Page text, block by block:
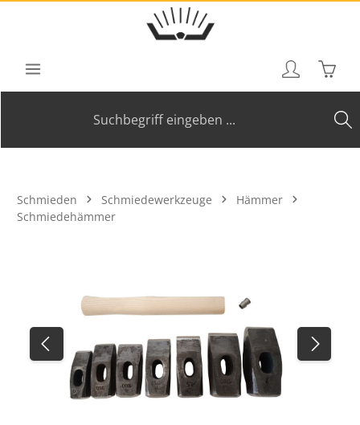
Zum Hauptinhalt springen
Schmieden Schmiedewerkzeuge
Hämmer
Schmiedehämmer